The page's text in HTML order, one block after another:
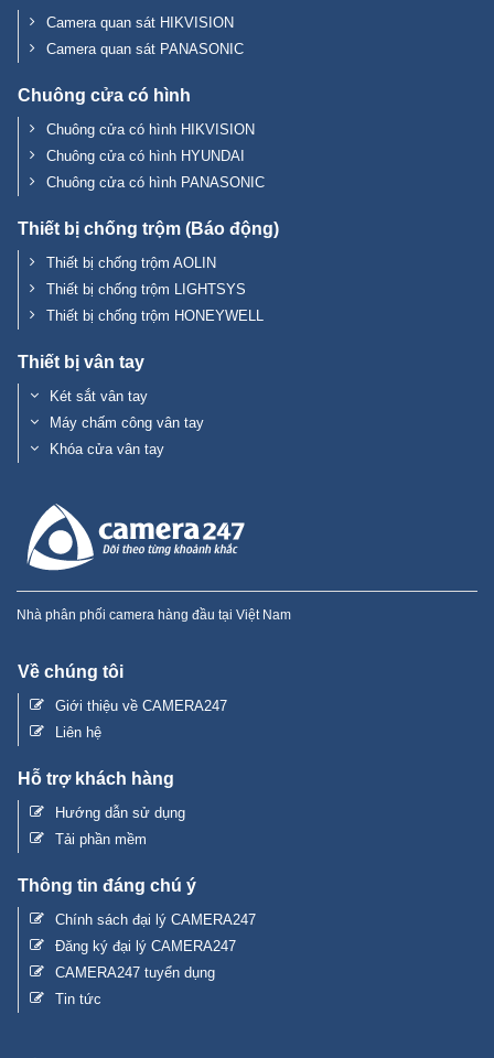
Camera quan sát HIKVISION
Camera quan sát PANASONIC
Chuông cửa có hình
Chuông cửa có hình HIKVISION
Chuông cửa có hình HYUNDAI
Chuông cửa có hình PANASONIC
Thiết bị chống trộm (Báo động)
Thiết bị chống trộm AOLIN
Thiết bị chống trộm LIGHTSYS
Thiết bị chống trộm HONEYWELL
Thiết bị vân tay
Két sắt vân tay
Máy chấm công vân tay
Khóa cửa vân tay
Nhà phân phối camera hàng đầu tại Việt Nam
Về chúng tôi
Giới thiệu về CAMERA247
Liên hệ
Hỗ trợ khách hàng
Hướng dẫn sử dụng
Tải phần mềm
Thông tin đáng chú ý
Chính sách đại lý CAMERA247
Đăng ký đại lý CAMERA247
CAMERA247 tuyển dụng
Tin tức